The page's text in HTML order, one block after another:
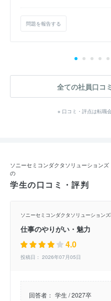
問題を報告する
全ての社員口コ
※ 口コミ・評点は転職
ソニーセミコンダクタソリューションズ
の
学生の口コミ・評判
ソニーセミコンダクタソリューション
仕事のやりがい・魅力
4.0
投稿日： 2026年07月05日
回答者： 学生 / 2027卒